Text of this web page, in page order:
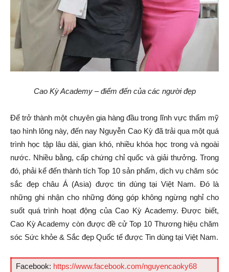
Cao Kỳ Academy – điểm đến của các người đẹp
Để trở thành một chuyên gia hàng đầu trong lĩnh vực thẩm mỹ
tạo hình lông này, đến nay Nguyễn Cao Kỳ đã trải qua một quá
trình học tập lâu dài, gian khó, nhiều khóa học trong và ngoài
nước. Nhiều bằng, cấp chứng chỉ quốc và giải thưởng. Trong
đó, phải kể đến thành tích Top 10 sản phẩm, dịch vụ chăm sóc
sắc đẹp châu Á (Asia) được tin dùng tại Việt Nam. Đó là
những ghi nhận cho những đóng góp không ngừng nghỉ cho
suốt quá trình hoạt động của Cao Kỳ Academy. Được biết,
Cao Kỳ Academy còn được đề cử Top 10 Thương hiệu chăm
sóc Sức khỏe & Sắc đẹp Quốc tế được Tin dùng tại Việt Nam.
Facebook: https://www.facebook.com/nguyencaoky68